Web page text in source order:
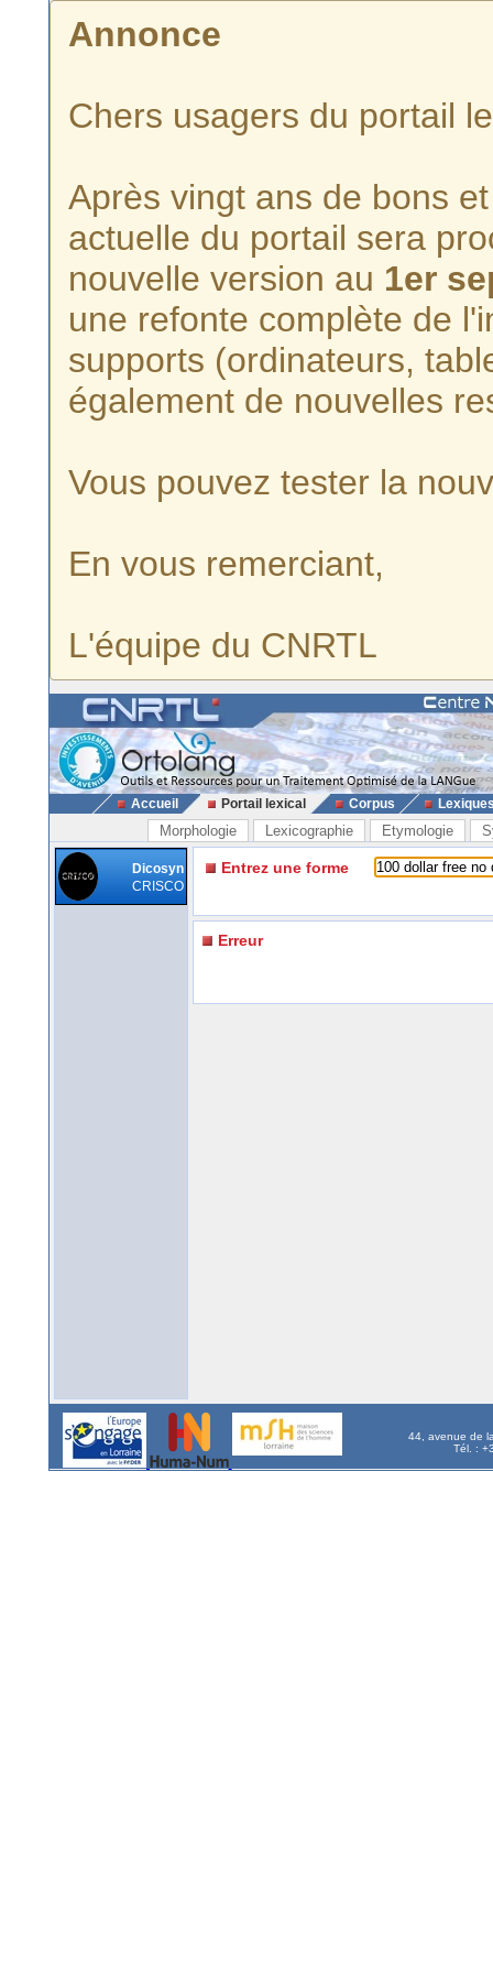
Annonce
Chers usagers du portail
Après vingt ans de bons
actuelle du portail sera
nouvelle version au 1er
une refonte complète de
supports (ordinateurs,
également de nouvelles
Vous pouvez tester la
En vous remerciant,
L'équipe du CNRTL
Accueil Portail lexical Corpus
Morphologie Lexicographie Etymologie
Dicosyn
CRISCO
Entrez une forme
Erreur
44, avenue de
Tél. :